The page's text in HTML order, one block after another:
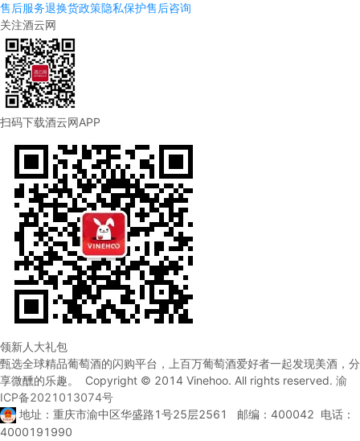
售后服务退换货政策隐私保护售后咨询
关注酒云网
扫码下载酒云网APP
领新人大礼包
甄选全球精品葡萄酒的闪购平台，上百万葡萄酒爱好者一起发现美酒，分
享微醺的乐趣。 Copyright © 2014 Vinehoo. All rights reserved. 渝
ICP备2021013074号
地址：重庆市渝中区华盛路1号25层2561 邮编：400042 电话：
4000191990